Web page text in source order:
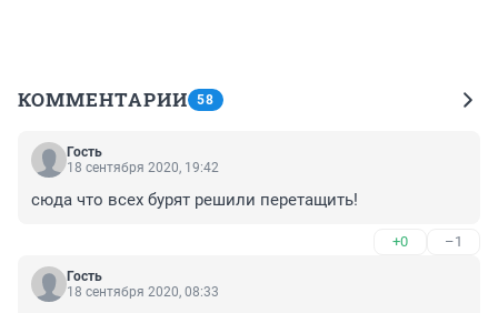
КОММЕНТАРИИ 58
Гость
18 сентября 2020, 19:42
сюда что всех бурят решили перетащить!
+0 –1
Гость
18 сентября 2020, 08:33